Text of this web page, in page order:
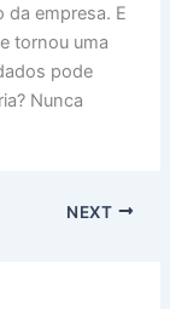
da empresa. E
tornou uma
pode
Nunca
NEXT